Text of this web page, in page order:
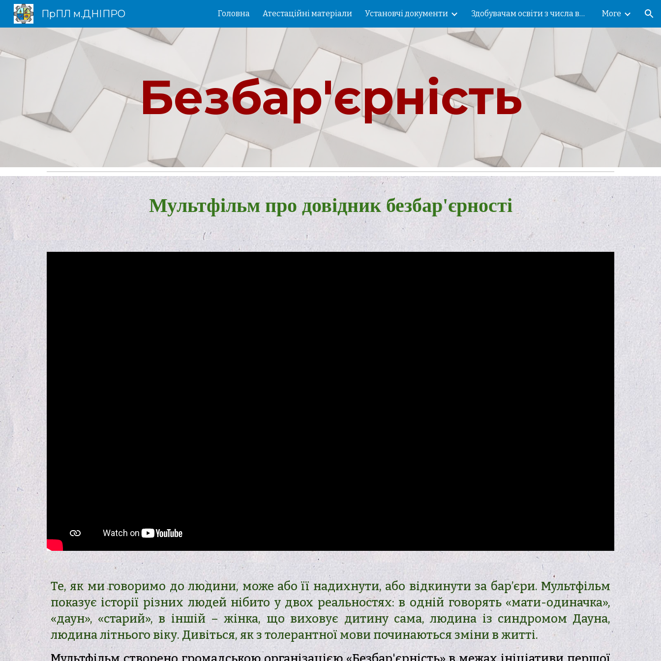
Skip to main content Skip to navigation
ПрПЛ м.ДНІПРО Головна Атестаційні матеріали Установчі документи Здобувачам освіти з числа внутрішньо переміщених осіб! More
Безбар'єрність
Мультфільм про довідник безбар'єрності
Те, як ми говоримо до людини, може або її надихнути, або відкинути за бар’єри. Мультфільм
показує історії різних людей нібито у двох реальностях: в одній говорять «мати-одиначка»,
«даун», «старий», в іншій – жінка, що виховує дитину сама, людина із синдромом Дауна,
людина літнього віку. Дивіться, як з толерантної мови починаються зміни в житті.